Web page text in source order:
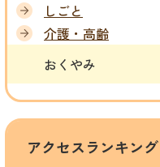
しごと
介護・高齢
おくやみ
アクセスランキング